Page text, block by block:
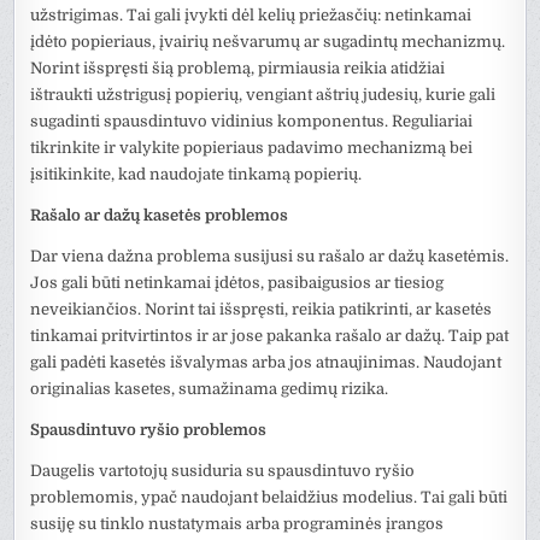
užstrigimas. Tai gali įvykti dėl kelių priežasčių: netinkamai
įdėto popieriaus, įvairių nešvarumų ar sugadintų mechanizmų.
Norint išspręsti šią problemą, pirmiausia reikia atidžiai
ištraukti užstrigusį popierių, vengiant aštrių judesių, kurie gali
sugadinti spausdintuvo vidinius komponentus. Reguliariai
tikrinkite ir valykite popieriaus padavimo mechanizmą bei
įsitikinkite, kad naudojate tinkamą popierių.
Rašalo ar dažų kasetės problemos
Dar viena dažna problema susijusi su rašalo ar dažų kasetėmis.
Jos gali būti netinkamai įdėtos, pasibaigusios ar tiesiog
neveikiančios. Norint tai išspręsti, reikia patikrinti, ar kasetės
tinkamai pritvirtintos ir ar jose pakanka rašalo ar dažų. Taip pat
gali padėti kasetės išvalymas arba jos atnaujinimas. Naudojant
originalias kasetes, sumažinama gedimų rizika.
Spausdintuvo ryšio problemos
Daugelis vartotojų susiduria su spausdintuvo ryšio
problemomis, ypač naudojant belaidžius modelius. Tai gali būti
susiję su tinklo nustatymais arba programinės įrangos